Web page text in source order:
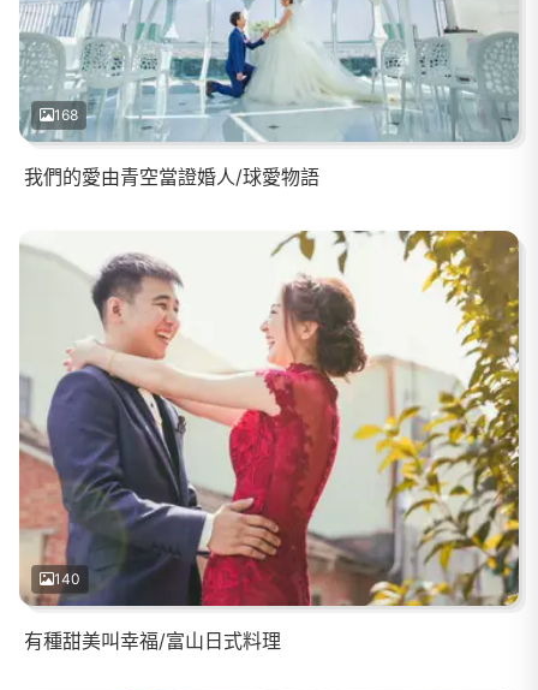
168
我們的愛由青空當證婚人/球愛物語
140
有種甜美叫幸福/富山日式料理